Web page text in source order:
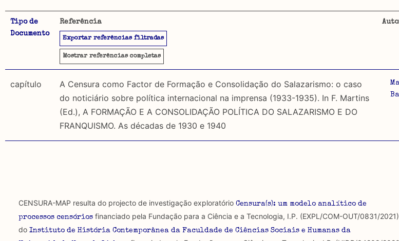
Este mapeamento pretende reunir o material publicado sobre censura desde que esta foi imposta
distinção entre material publicado antes de 1974, em Portugal, e o material publicado fora de
1974, ou seja, sem ser sujeito a censura, incidindo a categorização do seu conteúdo apenas
Metodologia selecção de corpus
Foram descartadas publicações que mencionando censura, não se detém na sua análise e ainda
A CENSURA-MAP permite uma pesquisa por autores, data, tipo de documento, objectos
utilizados. É igualmente possível pesquisar por:
Tipo de censura investigada
Regulatória: Censura estipulada por lei, orientada por regulamentos provenientes de
secular ou religioso e executada por agentes oficiais.
Constitutiva: Formas estruturais de exclusão e/ou constrangimentos exercidos sobre a
Tipo investigação realizada
Tipo de
Documento
Referência
Exportar referências filtradas
Mostrarreferências completas
capítulo
A Censura como Factor de Formação e Consolidação do Salazarismo: o caso
do noticiário sobre política internacional na imprensa (1933-1935). In F. Martins
(Ed.), A FORMAÇÃO E A CONSOLIDAÇÃO POLÍTICA DO SALAZARISMO E DO
FRANQUISMO. As décadas de 1930 e 1940
CENSURA-MAP resulta do projecto de investigação exploratório Censura(s): um modelo analítico de
processos censóriosfinanciado pela Fundação para a Ciência e a Tecnologia, I.P. (EXPL/COM-OUT/0831/
do Instituto de História Contemporânea da Faculdade de Ciências Sociais e Humanas da